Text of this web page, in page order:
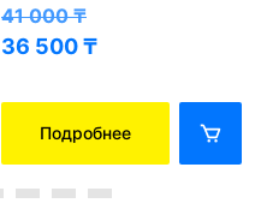
41 000₸
36 500₸
Подробнее